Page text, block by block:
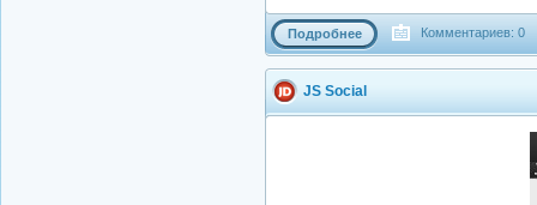
Подробнее Комментариев: 0
JS Social